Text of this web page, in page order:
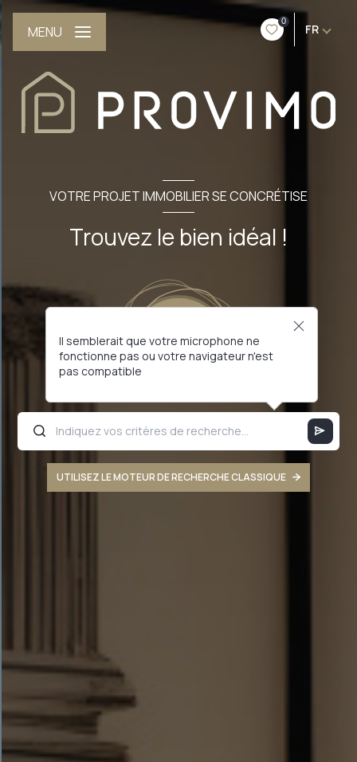
0
FR
MENU
VOTRE PROJET IMMOBILIER SE CONCRÉTISE
Trouvez le bien idéal !
Il semblerait que votre microphone ne
fonctionne pas ou votre navigateur n'est
pas compatible
UTILISEZ LE MOTEUR DE RECHERCHE CLASSIQUE